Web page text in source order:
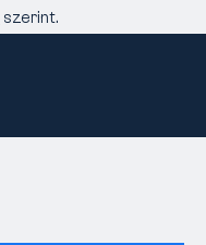
szerint.